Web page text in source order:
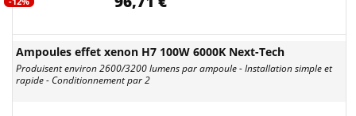
Ampoules effet xenon H7 100W 6000K Next-Tech
Produisent environ 2600/3200 lumens par ampoule - Installation simple et
rapide - Conditionnement par 2